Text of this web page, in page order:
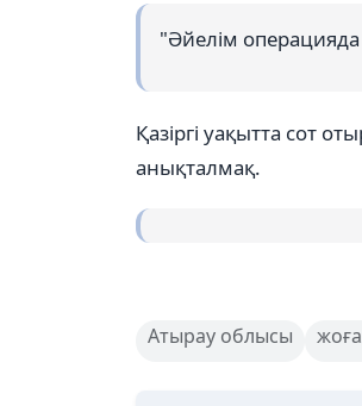
"Әйелім
Қазіргі уақытта сот
анықталмақ.
Атырау облысы